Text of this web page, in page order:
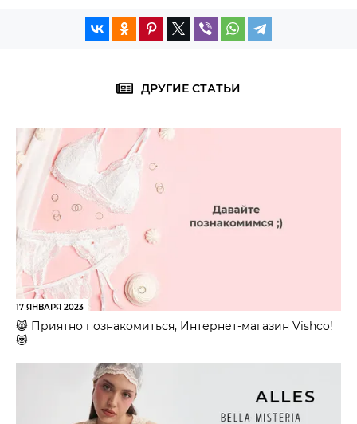
ДРУГИЕ СТАТЬИ
17 ЯНВАРЯ 2023
😸 Приятно познакомиться, Интернет-магазин Vishco!
😻